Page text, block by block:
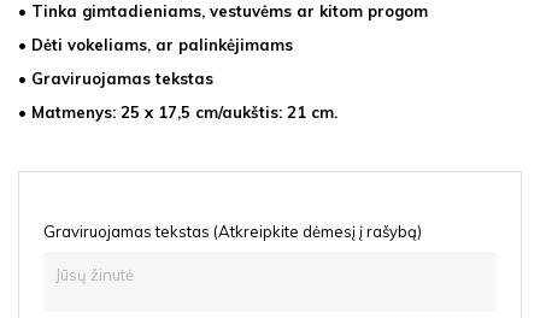
• Tinka gimtadieniams, vestuvėms ar kitom progom
• Dėti vokeliams, ar palinkėjimams
• Graviruojamas tekstas
• Matmenys: 25 x 17,5 cm/aukštis: 21 cm.
Graviruojamas tekstas (Atkreipkite dėmesį į rašybą)